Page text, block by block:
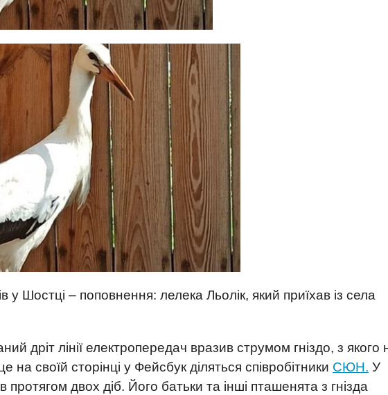
у Шостці – поповнення: лелека Льолік, який приїхав із села
дріт лінії електропередач вразив струмом гніздо, з якого
на своїй сторінці у Фейсбук діляться співробітники СЮН. У
протягом двох діб. Його батьки та інші пташенята з гнізда